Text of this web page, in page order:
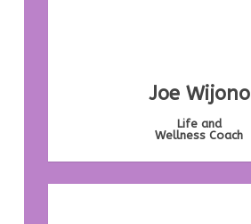
Joe Wijono
Life and
Wellness Coach